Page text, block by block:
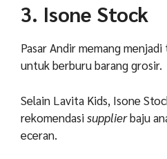
3. Isone Stock
Pasar Andir memang
untuk berburu barang grosir.
Selain Lavita Kids, Isone
rekomendasisupplierbaju
eceran.